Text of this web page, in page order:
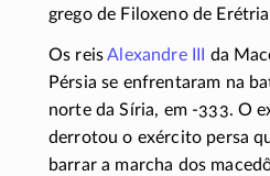
grego de Filoxeno de
Os reisAlexandre III
da
Pérsia se enfrentaram na
norte da Síria, em -333. O
derrotou o exército persa
barrar a marcha dos